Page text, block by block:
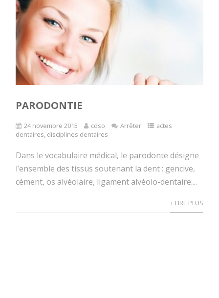
PARODONTIE
24 novembre 2015 cdso Arrêter
actes
dentaires disciplines dentaires
Dans le vocabulaire médical, le parodonte désigne
l’ensemble des tissus soutenant la dent : gencive,
cément, os alvéolaire, ligament alvéolo-dentaire....
+ LIRE PLUS